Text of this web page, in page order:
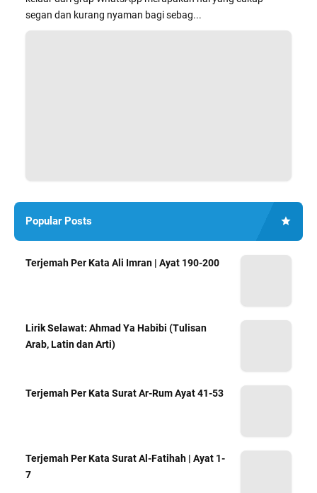
segan dan kurang nyaman bagi sebag...
Popular Posts
Terjemah Per Kata Ali Imran | Ayat 190-200
Lirik Selawat: Ahmad Ya Habibi (Tulisan
Arab, Latin dan Arti)
Terjemah Per Kata Surat Ar-Rum Ayat 41-53
Terjemah Per Kata Surat Al-Fatihah | Ayat 1-
7